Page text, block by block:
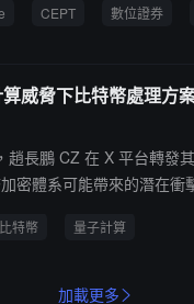
普通股擬於 7 月 2 日起
管理的鏈上實物資產規模
CEPT 數位證券
威脅下比特幣處理方
趙長鵬 CZ 在 X 平台轉發
密體系可能帶來的潛在衝
"什麼都不做"，讓相關資
身份可驗證情況下返還資
比特幣 量子計算
加載更多